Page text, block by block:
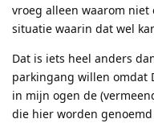
vroeg alleen waarom niet
situatie waarin dat wel
Dat is iets heel anders
parkingang willen omdat
in mijn ogen de
die hier worden